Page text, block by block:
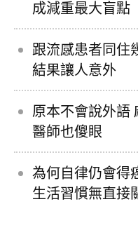
成減重最大盲點
跟流感患者同住
結果讓人意外
原本不會說外語
醫師也傻眼
為何自律仍會得
生活習慣無直接